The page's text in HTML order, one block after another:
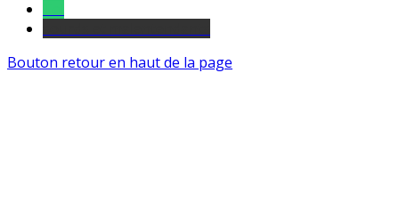
Bouton retour en haut de la page